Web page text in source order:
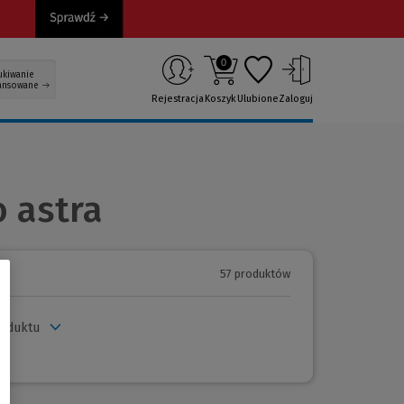
Rejestracja
0
KoszykUlubioneZaloguj
astra
57 produktów